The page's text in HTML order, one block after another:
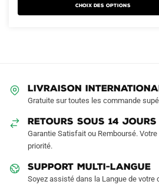
Choix des options
choisies
la
page
produit
LIVRAISON
Gratuite sur toutes les commande
RETOURS SOUS 14 JOURS
Garantie Satisfait ou Remboursé.
priorité.
SUPPORT MULTI-LANGUE
Soyez assisté dans la Langue de votre